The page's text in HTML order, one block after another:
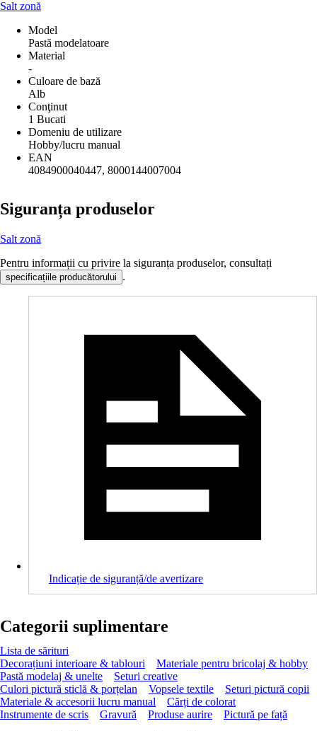
Salt zonă
Model
Pastă modelatoare
Material
-
Culoare de bază
Alb
Conţinut
1 Bucati
Domeniu de utilizare
Hobby/lucru manual
EAN
4084900040447, 8000144007004
Siguranța produselor
Salt zonă
Pentru informații cu privire la siguranța produselor, consultați
specificațiile producătorului .
Indicație de siguranță/de avertizare
Categorii suplimentare
Lista de sărituri
Decorațiuni interioare & tablouri
Materiale pentru bricolaj & hobby
Pastă modelaj & unelte
Seturi creative
Culori pictură sticlă & porțelan
Vopsele textile
Seturi pictură copii
Materiale & accesorii lucru manual
Cărți de colorat
Instrumente de scris
Gravură Produse aurire Pictură pe față